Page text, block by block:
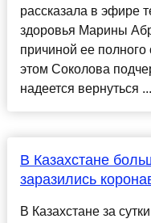
рассказала в эфире
здоровья Марины
причиной ее полного
этом Соколова
надеется вернуться ...
В Казахстане
заразились
В Казахстане за